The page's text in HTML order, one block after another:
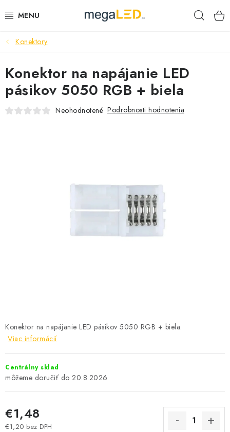
na
PRIEMYSEL
SVIETIDLÁ
ŽIAROVKY A TRUBICE
KONTAKTY
O NÁS - MEGALED & JANTON ZÁKAMENNÉ
Reklamácie a formulár na odstúpenie od zmluvy
Obchodné podmienky
Podmienky ochrany osobných údajov
O nás - MEGALED & JANTON Zákamenné
Konektory
Konektor na napájanie LED pásikov 5050 RGB + biela.
Viac informácií
Centrálny sklad
20.8.2026
€1,48
€1,20 bez DPH
Konektor na napájanie LED
pásikov 5050 RGB + biela
Neohodnotené Podrobnosti hodnotenia